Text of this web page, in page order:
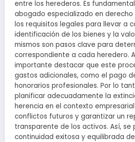
entre los herederos. Es
abogado especializado en
los requisitos legales para llevar a
identificación de los bienes y la
mismos son pasos clave para
correspondiente a cada heredero.
importante destacar que este
gastos adicionales, como el pago
honorarios profesionales. Por lo
planificar adecuadamente la
herencia en el contexto
conflictos futuros y garantizar un
transparente de los activos. Así, se
continuidad exitosa y equilibrada